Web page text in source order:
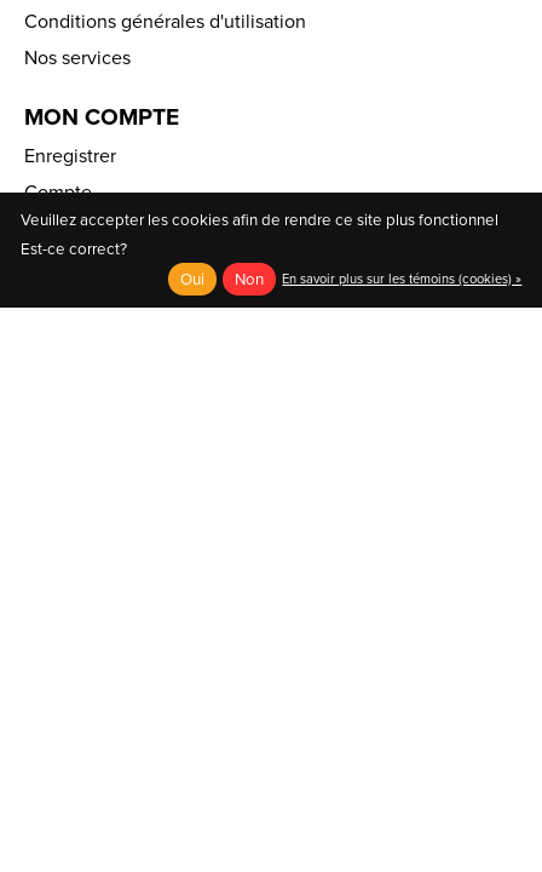
Conditions générales d'utilisation
Nos services
MON COMPTE
Enregistrer
Compte
Ma liste de souhaits
AU COIN DU PÉDALEUR
Veuillez accepter les cookies afin de rendre ce site plus fonctionnel
Est-ce correct?
Oui
Non En savoir plus sur les témoins (cookies) »